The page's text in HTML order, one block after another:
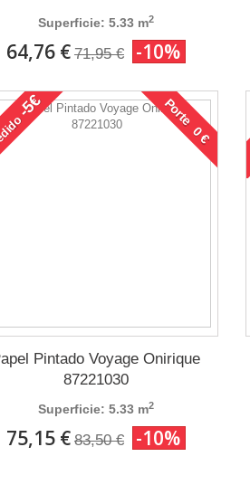
Superficie: 5.33 m2
64,76 € 71,95 € -10%
-5€ Porte 0 €
Pintado Voyage Onirique
87221030
Superficie: 5.33 m2
75,15 € 83,50 € -10%